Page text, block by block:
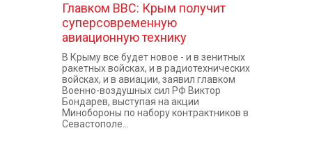
Главком ВВС: Крым получит
суперсовременную
авиационную технику
В Крыму все будет новое - и в зенитных
ракетных войсках, и в радиотехнических
войсках, и в авиации, заявил главком
Военно-воздушных сил РФ Виктор
Бондарев, выступая на акции
Минобороны по набору контрактников в
Севастополе...